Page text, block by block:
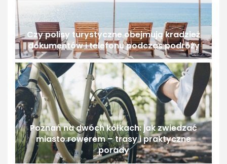
Czy polisy turystyczne obejmują kradzież
dokumentów i telefonu podczas podróży
Poznań na dwóch kółkach: jak zwiedzać
miasto rowerem – trasy i praktyczne
porady